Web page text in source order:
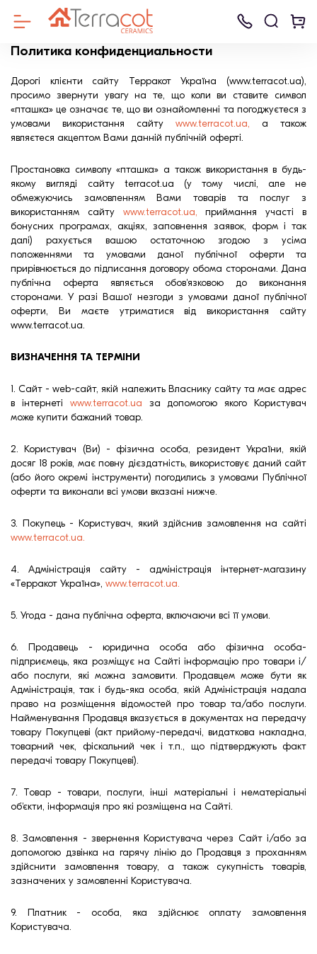
Кирпич
Клинкерный
Керамейя
LODE
Лицевой
Брусчатка
Клинкерная
брусчатка
Строительный блок
Керамические
блоки
Газоблок
Керамическая
черепица
Черепица
ЦПЧ
Клинкерная
плитка для
фасада
Ступени, крыльцо
Ammonit
Keramik
смеси
Дренажные
для систем
мощения
Политика конфиденциальности
Дорогі клієнти сайту Терракот Україна (www.terracot.ua),
просимо звернути увагу на те, що коли ви ставите символ
«пташка» це означає те, що ви ознайомленні та погоджуєтеся з
умовами використання сайту www.terracot.ua, а також
являєтеся акцептом Вами данній публічній оферті.
Простановка символу «пташка» а також використання в будь-
якому вигляді сайту terracot.ua (у тому числі, але не
обмежуючись замовленням Вами товарів та послуг з
використанням сайту www.terracot.ua, приймання участі в
бонусних програмах, акціях, заповнення заявок, форм і так
далі) рахується вашою остаточною згодою з усіма
положеннями та умовами даної публічної оферти та
прирівнюється до підписання договору обома сторонами. Дана
публічна оферта являється обов'язковою до виконання
сторонами. У разі Вашої незгоди з умовами даної публічної
оферти, Ви маєте утриматися від використання сайту
www.terracot.ua.
ВИЗНАЧЕННЯ ТА ТЕРМІНИ
1. Сайт - web-сайт, якій належить Власнику сайту та має адрес
в інтернеті www.terracot.ua за допомогою якого Користувач
може купити бажаний товар.
2. Користувач (Ви) - фізична особа, резидент України, якій
досяг 18 років, має повну дієздатність, використовує даний сайт
(або його окремі інструменти) погодились з умовами Публічної
оферти та виконали всі умови вказані нижче.
3. Покупець - Користувач, який здійснив замовлення на сайті
www.terracot.ua.
4. Адміністрація сайту - адміністрація інтернет-магазину
«Терракот Україна», www.terracot.ua.
5. Угода - дана публічна оферта, включаючи всі її умови.
6. Продавець - юридична особа або фізична особа-
підприємець, яка розміщує на Сайті інформацію про товари і/
або послуги, які можна замовити. Продавцем може бути як
Адміністрація, так і будь-яка особа, якій Адміністрація надала
право на розміщення відомостей про товар та/або послуги.
Найменування Продавця вказується в документах на передачу
товару Покупцеві (акт прийому-передачі, видаткова накладна,
товарний чек, фіскальний чек і т.п., що підтверджують факт
передачі товару Покупцеві).
7. Товар - товари, послуги, інші матеріальні і нематеріальні
об'єкти, інформація про які розміщена на Сайті.
8. Замовлення - звернення Користувача через Сайт і/або за
допомогою дзвінка на гарячу лінію до Продавця з проханням
здійснити замовлення товару, а також сукупність товарів,
зазначених у замовленні Користувача.
9. Платник - особа, яка здійснює оплату замовлення
Користувача.